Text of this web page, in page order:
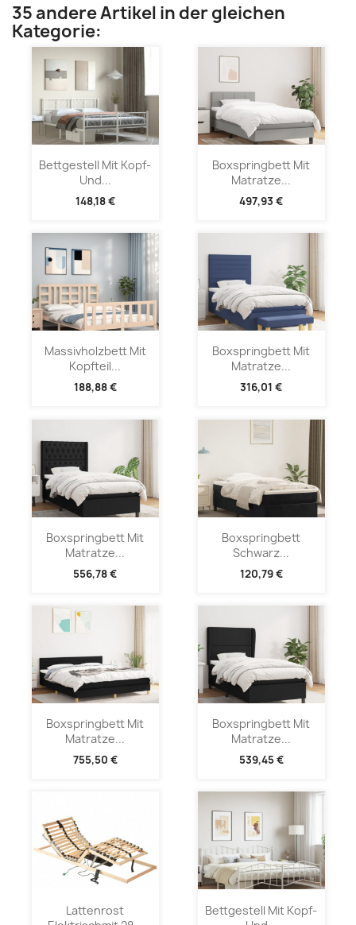
35 andere Artikel in der gleichen
Kategorie:
Bettgestell Mit Kopf-
Und...
148,18 €
Boxspringbett Mit
Matratze...
497,93 €
Massivholzbett Mit
Kopfteil...
188,88 €
Boxspringbett Mit
Matratze...
316,01 €
Boxspringbett Mit
Matratze...
556,78 €
Boxspringbett
Schwarz...
120,79 €
Boxspringbett Mit
Matratze...
755,50 €
Boxspringbett Mit
Matratze...
539,45 €
Lattenrost
Bettgestell Mit Kopf-